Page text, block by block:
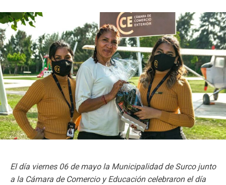
El día viernes 06 de mayo la Municipalidad de Surco junto
a la Cámara de Comercio y Educación celebraron el día